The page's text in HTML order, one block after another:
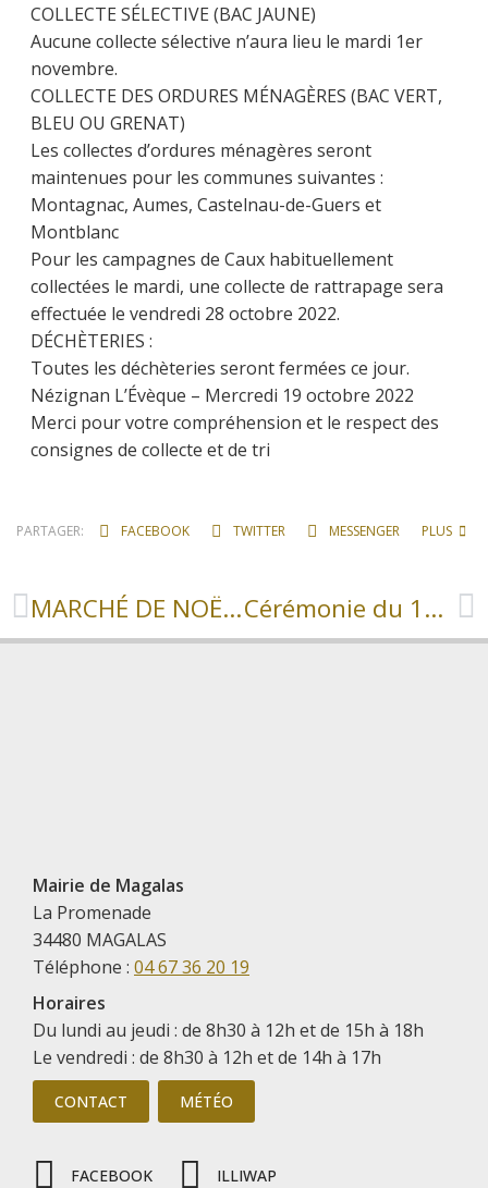
COLLECTE SÉLECTIVE (BAC JAUNE)
Aucune collecte sélective n’aura lieu le mardi 1er
novembre.
COLLECTE DES ORDURES MÉNAGÈRES (BAC VERT,
BLEU OU GRENAT)
Les collectes d’ordures ménagères seront
maintenues pour les communes suivantes :
Montagnac, Aumes, Castelnau-de-Guers et
Montblanc
Pour les campagnes de Caux habituellement
collectées le mardi, une collecte de rattrapage sera
effectuée le vendredi 28 octobre 2022.
DÉCHÈTERIES :
Toutes les déchèteries seront fermées ce jour.
Nézignan L’Évèque – Mercredi 19 octobre 2022
Merci pour votre compréhension et le respect des
consignes de collecte et de tri
PARTAGER: FACEBOOK TWITTER MESSENGER PLUS
MARCHÉ DE NOËL : Appel à candidatures exposants Cérémonie du 11 novembre 2022
Mairie de Magalas
La Promenade
34480 MAGALAS
Téléphone : 04 67 36 20 19
Horaires
Du lundi au jeudi : de 8h30 à 12h et de 15h à 18h
Le vendredi : de 8h30 à 12h et de 14h à 17h
CONTACT MÉTÉO
FACEBOOK ILLIWAP